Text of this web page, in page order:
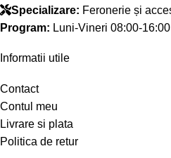
Specializare: Feronerie și
Program: Luni-Vineri 08:00-
Informatii utile
Contact
Contul meu
Livrare si plata
Politica de retur